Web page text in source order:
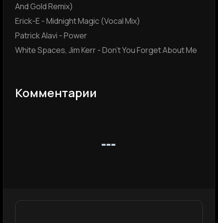
And Gold Remix)
Erick-E - Midnight Magic (Vocal Mix)
Patrick Alavi - Power
White Spaces, Jim Kerr - Don't You Forget About Me
Комментарии